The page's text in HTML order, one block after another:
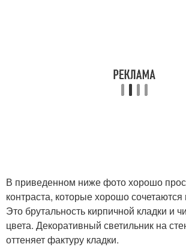
В приведенном ниже фото хорошо
контраста, которые хорошо
Это брутальность кирпичной кладки и
цвета. Декоративный светильник на
оттеняет фактуру кладки.